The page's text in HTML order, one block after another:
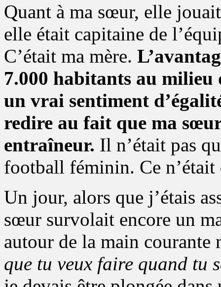
Quant à ma sœur, elle
elle était capitaine de
C’était ma mère.
7.000 habitants au milieu
un vrai sentiment
redire au fait que ma
entraîneur. Il n’était pas
football féminin. Ce
Un jour, alors que j’étais
sœur survolait encore un
autour de la main courante
que tu veux faire quand tu